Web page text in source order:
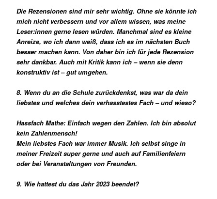
Die Rezensionen sind mir sehr wichtig. Ohne sie könnte ich
mich nicht verbessern und vor allem wissen, was meine
Leser:innen gerne lesen würden. Manchmal sind es kleine
Anreize, wo ich dann weiß, dass ich es im nächsten Buch
besser machen kann. Von daher bin ich für jede Rezension
sehr dankbar. Auch mit Kritik kann ich – wenn sie denn
konstruktiv ist – gut umgehen.
8. Wenn du an die Schule zurückdenkst, was war da dein
liebstes und welches dein verhasstestes Fach – und wieso?
Hassfach Mathe: Einfach wegen den Zahlen. Ich bin absolut
kein Zahlenmensch!
Mein liebstes Fach war immer Musik. Ich selbst singe in
meiner Freizeit super gerne und auch auf Familienfeiern
oder bei Veranstaltungen von Freunden.
9. Wie hattest du das Jahr 2023 beendet?